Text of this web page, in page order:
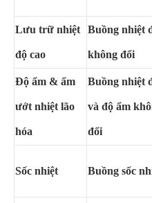
Lưu trữ nhiệt
độ cao
Buồng nhiệt
không đổi
Độ ẩm & ẩm
ướt nhiệt lão
hóa
Buồng nhiệt
và độ ẩm
đổi
Sốc nhiệt Buồng sốc